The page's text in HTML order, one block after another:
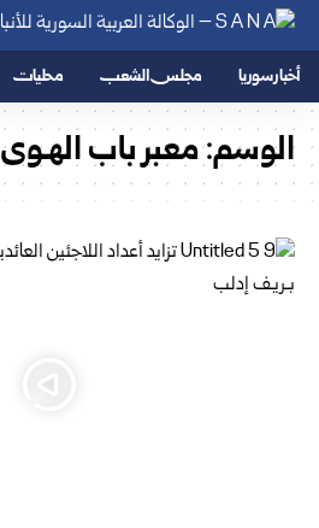
أخبار سوريا مجلس الشعب محليات
الوسم:معبر باب الهـوى